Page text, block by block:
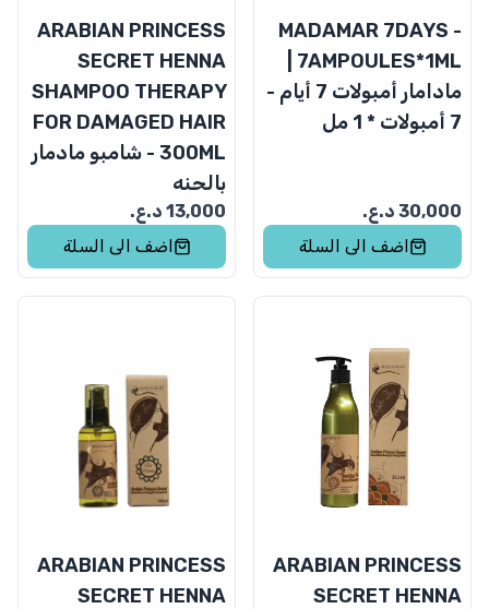
MADAMAR 7DAYS -
مادامار أمبولات 7 أيام -
7 أمبولات * 1 مل
30,000 د.ع.
اضف الى السلة
ARABIAN PRINCESS
SECRET HENNA
SHAMPOO THERAPY
FOR DAMAGED HAIR
- 300ML شامبو مادمار
بالحنه
13,000 د.ع.
اضف الى السلة
ARABIAN PRINCESS
SECRET HENNA
ARABIAN PRINCESS
SECRET HENNA